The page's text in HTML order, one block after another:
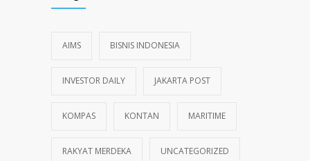
AIMS BISNIS INDONESIA
INVESTOR DAILY JAKARTA POST
KOMPAS KONTAN MARITIME
RAKYAT MERDEKA UNCATEGORIZED